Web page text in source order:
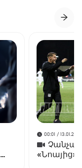
00:01 /
«Նոայից»